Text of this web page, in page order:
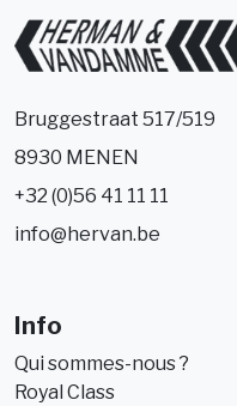
Bruggestraat 517/519
8930 MENEN
+32 (0)56 41 11 11
info@hervan.be
Info
Qui sommes-nous ?
Royal Class